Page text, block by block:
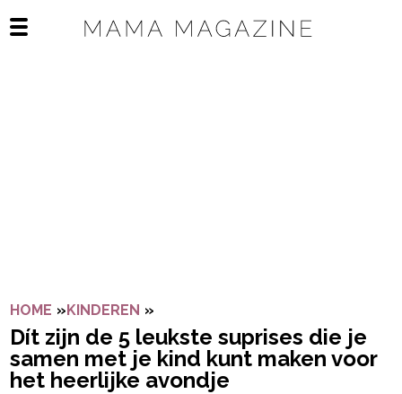
Open het mobiele menu
HOME »KINDEREN »
Dít zijn de 5 leukste suprises die je
samen met je kind kunt maken voor
het heerlijke avondje